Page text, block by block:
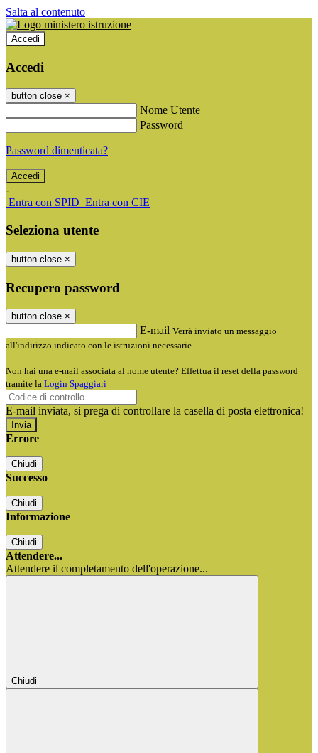
Salta al contenuto
Accedi
Accedi
button close ×
Nome Utente
Password
Password dimenticata?
-
Entra con SPID Entra con CIE
Seleziona utente
button close ×
Recupero password
button close ×
E-mail Verrà inviato un messaggio
all'indirizzo indicato con le istruzioni necessarie.
Non hai una e-mail associata al nome utente? Effettua il reset della password
tramite la Login Spaggiari
E-mail inviata, si prega di controllare la casella di posta elettronica!
Errore
Chiudi
Successo
Chiudi
Informazione
Chiudi
Attendere...
Attendere il completamento dell'operazione...
Chiudi